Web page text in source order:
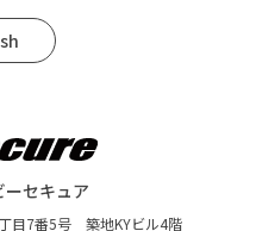
セキュア
目7番5号 築地KYビル4階